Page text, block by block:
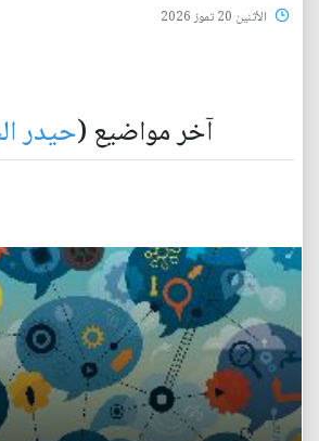
الأثنين 20 تموز 2026
آخر مواضيع (حيدر